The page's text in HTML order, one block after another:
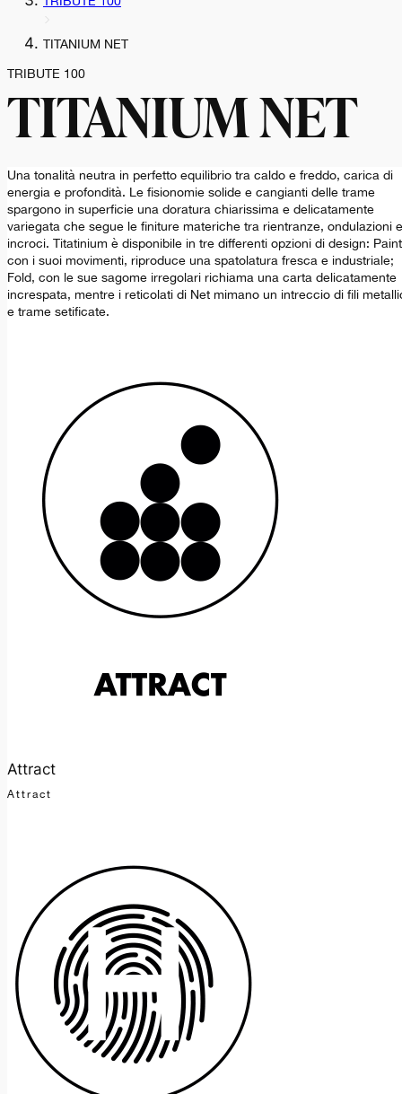
TITANIUM NET
TRIBUTE 100
TITANIUM NET
Una tonalità neutra in perfetto equilibrio tra caldo e freddo, carica di
energia e profondità. Le fisionomie solide e cangianti delle trame
spargono in superficie una doratura chiarissima e delicatamente
variegata che segue le finiture materiche tra rientranze, ondulazioni e
incroci. Titatinium è disponibile in tre differenti opzioni di design:
con i suoi movimenti, riproduce una spatolatura fresca e industriale;
Fold, con le sue sagome irregolari richiama una carta delicatamente
increspata, mentre i reticolati di Net mimano un intreccio di fili
e trame setificate.
Attract
Attract